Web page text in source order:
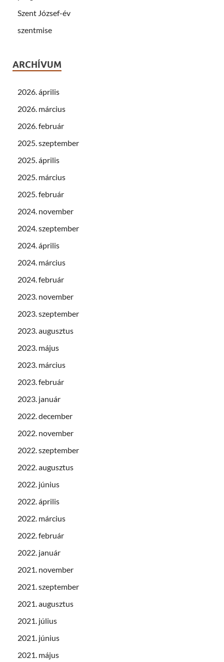
Szent József-év
szentmise
ARCHÍVUM
2026. április
2026. március
2026. február
2025. szeptember
2025. április
2025. március
2025. február
2024. november
2024. szeptember
2024. április
2024. március
2024. február
2023. november
2023. szeptember
2023. augusztus
2023. május
2023. március
2023. február
2023. január
2022. december
2022. november
2022. szeptember
2022. augusztus
2022. június
2022. április
2022. március
2022. február
2022. január
2021. november
2021. szeptember
2021. augusztus
2021. július
2021. június
2021. május